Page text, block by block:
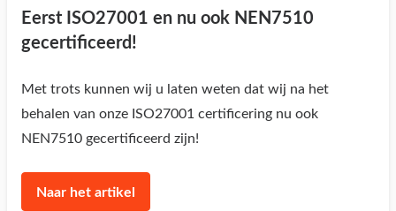
Eerst ISO27001 en nu ook NEN7510
gecertificeerd!
Met trots kunnen wij u laten weten dat wij na het
behalen van onze ISO27001 certificering nu ook
NEN7510 gecertificeerd zijn!
Naar het artikel